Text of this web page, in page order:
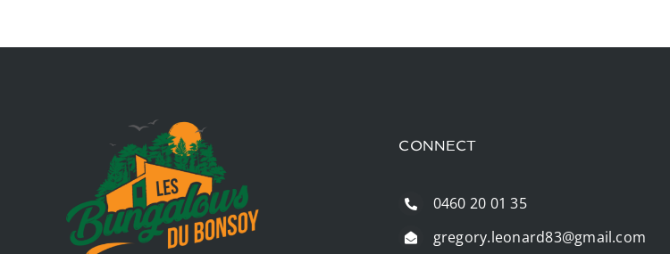
CONNECT
0460 20 01 35
gregory.leonard83@gmail.com